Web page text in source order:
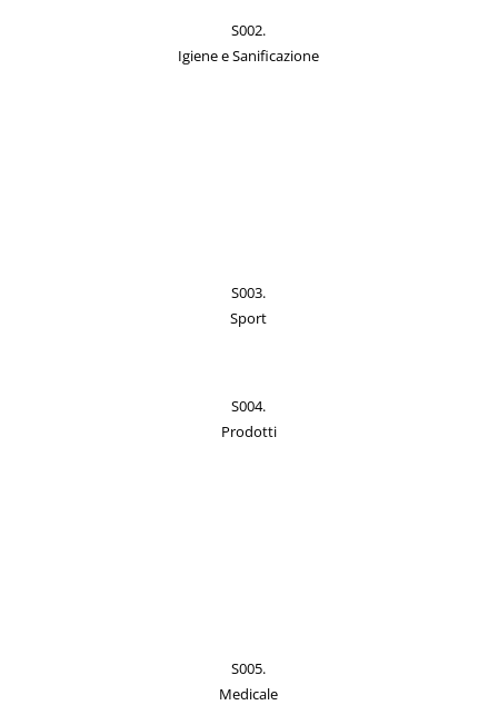
S002.
Igiene e Sanificazione
S003.
Sport
S004.
Prodotti
S005.
Medicale